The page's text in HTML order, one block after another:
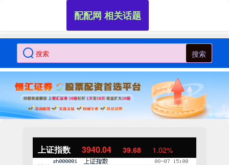
搜索
上证指数 3940.04 39.68 1.02%
配配网 相关话题